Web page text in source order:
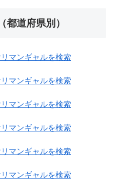
都道府県別）
マンギャルを検索
マンギャルを検索
マンギャルを検索
マンギャルを検索
マンギャルを検索
マンギャルを検索